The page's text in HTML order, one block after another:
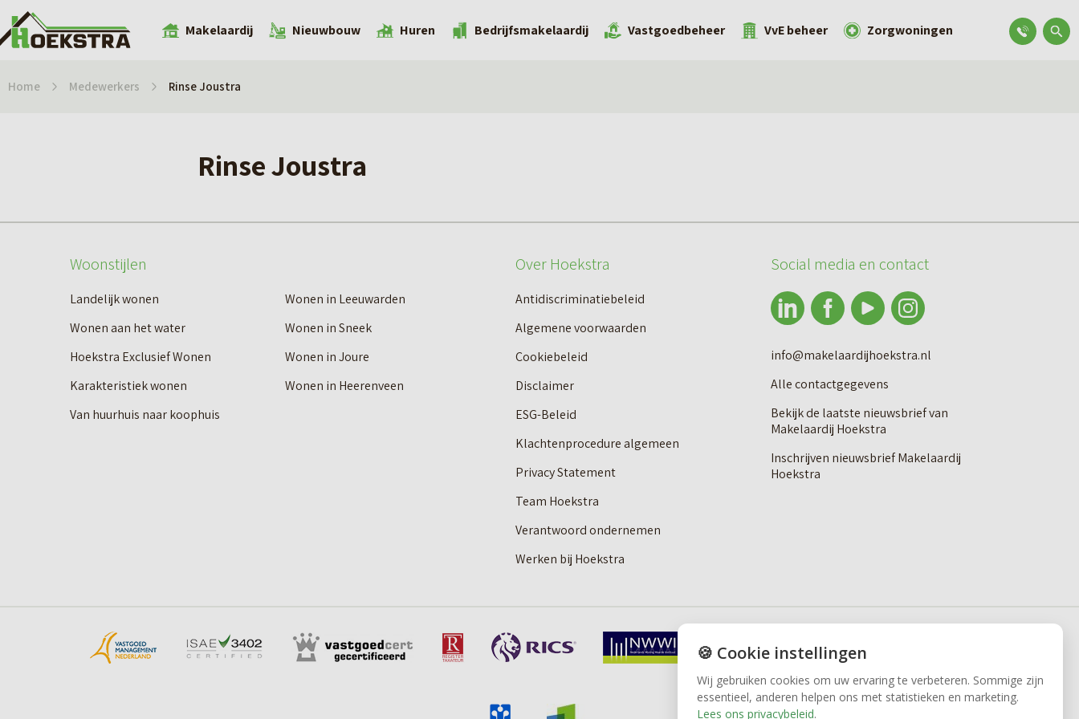
Makelaardij Nieuwbouw Huren Bedrijfsmakelaardij Vastgoedbeheer VvE beheer Zorgwoningen
Home Medewerkers Rinse Joustra
Rinse Joustra
Woonstijlen
Landelijk wonen
Wonen in Leeuwarden
Wonen aan het water
Wonen in Sneek
Hoekstra Exclusief Wonen
Wonen in Joure
Karakteristiek wonen
Wonen in Heerenveen
Van huurhuis naar koophuis
Over Hoekstra
Antidiscriminatiebeleid
Algemene voorwaarden
Cookiebeleid
Disclaimer
ESG-Beleid
Klachtenprocedure algemeen
Privacy Statement
Team Hoekstra
Verantwoord ondernemen
Werken bij Hoekstra
Social media en contact
info@makelaardijhoekstra.nl
Alle contactgegevens
Bekijk de laatste nieuwsbrief van
Makelaardij Hoekstra
Inschrijven nieuwsbrief Makelaardij
Hoekstra
🍪 Cookie instellingen
Wij gebruiken cookies om uw ervaring te verbeteren. Sommige zijn
essentieel, anderen helpen ons met statistieken en marketing.
Lees ons privacybeleid.